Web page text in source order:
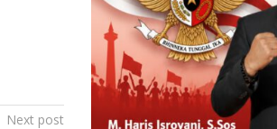
Next post